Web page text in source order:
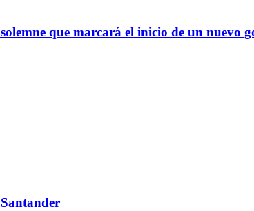
que marcará el inicio de un nuevo